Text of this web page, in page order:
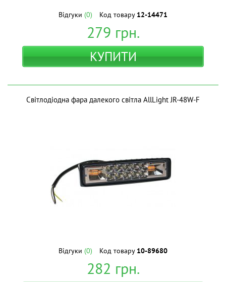
Відгуки (0) Код товару 12-14471
279 грн.
КУПИТИ
Світлодіодна фара далекого світла AllLight JR-48W-F
Відгуки (0) Код товару 10-89680
282 грн.